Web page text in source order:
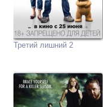
Третий лишний 2